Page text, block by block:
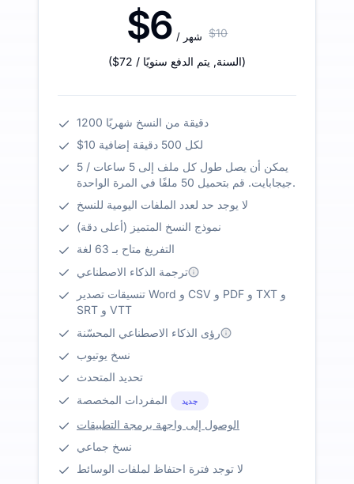
$6 / شهر $10
($72 / السنة, يتم الدفع سنويًا )
1200 دقيقة من النسخ شهريًا
$10 لكل 500 دقيقة إضافية
يمكن أن يصل طول كل ملف إلى 5 ساعات / 5
جيجابايت. قم بتحميل 50 ملفًا في المرة الواحدة.
لا يوجد حد لعدد الملفات اليومية للنسخ
نموذج النسخ المتميز (أعلى دقة)
التفريغ متاح بـ 63 لغة
ترجمة الذكاء الاصطناعي
تنسيقات تصدير Word و CSV و PDF و TXT و
SRT و VTT
رؤى الذكاء الاصطناعي المحسّنة
نسخ يوتيوب
تحديد المتحدث
المفردات المخصصة
جديد
الوصول إلى واجهة برمجة التطبيقات
نسخ جماعي
لا توجد فترة احتفاظ لملفات الوسائط